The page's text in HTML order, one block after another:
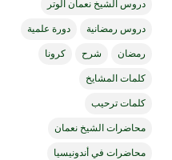
دروس الشيخ نعمان الوتر
دروس رمضانية دورة علمية
رمضان شرح كرونا
كلمات المشايخ
كلمات ترحيب
محاضرات الشيخ نعمان
محاضرات في أندونيسيا